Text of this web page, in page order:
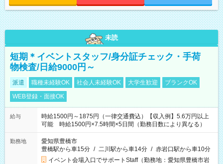
未読
短期＊イベントスタッフ/身分証チェック・手荷
物検査/日給9000円～
派遣 職種未経験OK 社会人未経験OK 大学生歓迎
ブランクOK
WEB登録・面接OK
給与
時給1500円～1875円（一律交通費込）【収入例】5.6万円以上
可能 時給1500円×7.5時間×5日間（勤務日数により異なる）
勤務地
愛知県豊橋市
豊橋駅から車15分 / 二川駅から車14分 / 赤岩口駅から車10分
イベント会場入口でサポートStaff（勤務地：愛知県豊橋市岩